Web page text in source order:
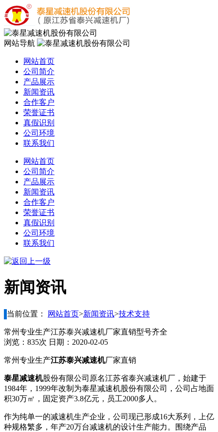
网站导航
网站首页
公司简介
产品展示
新闻资讯
合作客户
荣誉证书
真假识别
公司环境
联系我们
网站首页
公司简介
产品展示
新闻资讯
合作客户
荣誉证书
真假识别
公司环境
联系我们
新闻资讯
当前位置： 网站首页>新闻资讯>技术支持
常州专业生产江苏泰兴减速机厂家直销型号齐全
浏览：835次 日期：2020-02-05
常州专业生产江苏泰兴减速机厂家直销
泰星减速机股份有限公司原名江苏省泰兴减速机厂，始建于
1984年，1999年改制为泰星减速机股份有限公司，公司占地面
积30万㎡，固定资产3.8亿元，员工2000多人。
作为纯单一的减速机生产企业，公司现已形成16大系列，上亿
种规格繁多，年产20万台减速机的设计生产能力。围绕产品